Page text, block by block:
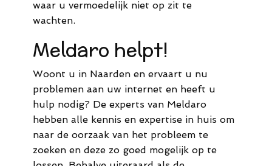
waar u vermoedelijk niet op zit te
wachten.
Meldaro helpt!
Woont u in Naarden en ervaart u nu
problemen aan uw internet en heeft u
hulp nodig? De experts van Meldaro
hebben alle kennis en expertise in huis om
naar de oorzaak van het probleem te
zoeken en deze zo goed mogelijk op te